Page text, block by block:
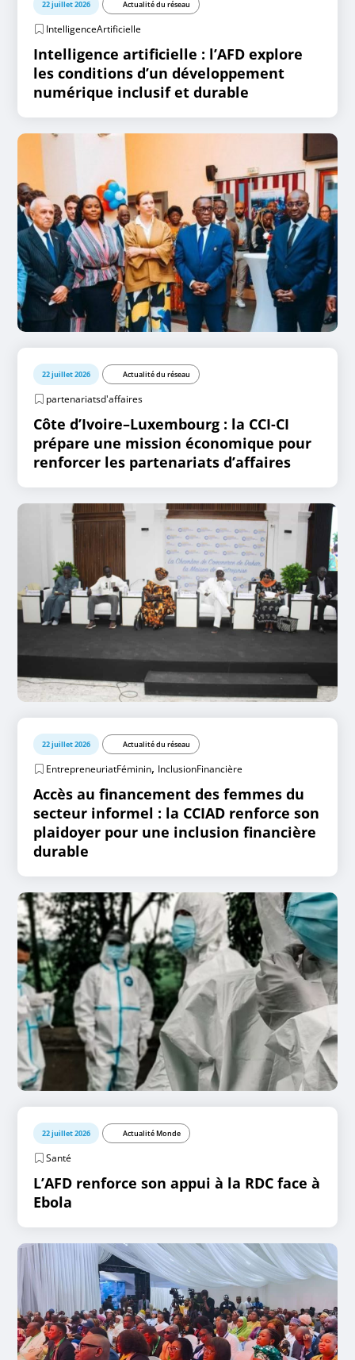
22 juillet 2026 Actualité du réseau
IntelligenceArtificielle
Intelligence artificielle : l’AFD explore
les conditions d’un développement
numérique inclusif et durable
22 juillet 2026 Actualité du réseau
partenariatsd'affaires
Côte d’Ivoire–Luxembourg : la CCI-CI
prépare une mission économique pour
renforcer les partenariats d’affaires
22 juillet 2026 Actualité du réseau
EntrepreneuriatFéminin, InclusionFinancière
Accès au financement des femmes du
secteur informel : la CCIAD renforce son
plaidoyer pour une inclusion financière
durable
22 juillet 2026 Actualité Monde
Santé
L’AFD renforce son appui à la RDC face à
Ebola